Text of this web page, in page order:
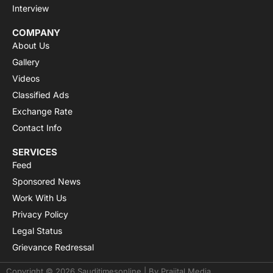
Interview
COMPANY
About Us
Gallery
Videos
Classified Ads
Exchange Rate
Contact Info
SERVICES
Feed
Sponsored News
Work With Us
Privacy Policy
Legal Status
Grievance Redressal